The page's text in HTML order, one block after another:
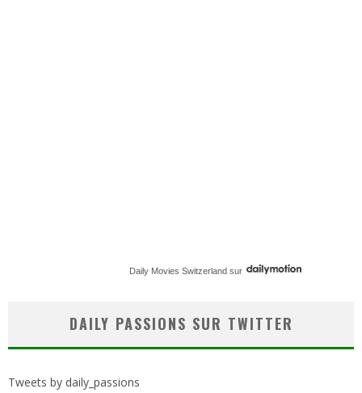
Daily Movies Switzerland sur
DAILY PASSIONS SUR TWITTER
Tweets by daily_passions